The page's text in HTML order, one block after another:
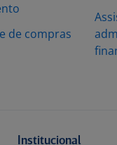
de compras
Institucional